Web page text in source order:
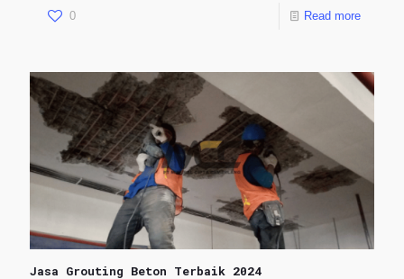
0 Read more
Jasa Grouting Beton Terbaik 2024